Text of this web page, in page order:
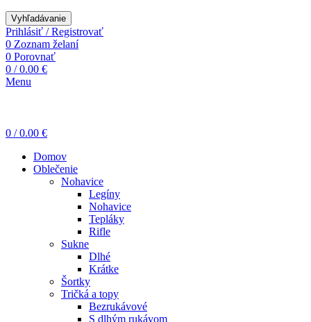
Vyhľadávanie
Prihlásiť / Registrovať
0 Zoznam želaní
0 Porovnať
0 / 0.00 €
Menu
0 / 0.00 €
Domov
Oblečenie
Nohavice
Legíny
Nohavice
Tepláky
Rifle
Sukne
Dlhé
Krátke
Šortky
Tričká a topy
Bezrukávové
S dlhým rukávom